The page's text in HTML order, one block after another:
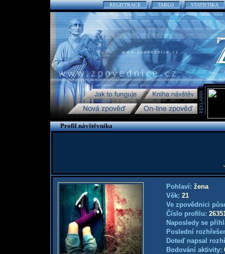
REGISTRACE TABLO STATISTIKA
Profil návštěvníka
Pohlaví: žena
Věk: 21
Ve zpovědnici
Číslo profilu:
Naposledy se
Poslední
Doteď napsal
Bodování aktivity: